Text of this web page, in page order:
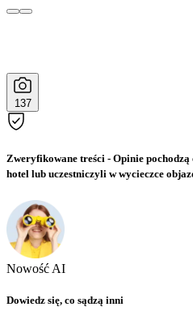
137
Zweryfikowane treści - Opinie
hotel lub uczestniczyli w wycieczce
Nowość AI
Dowiedz się, co sądzą inni